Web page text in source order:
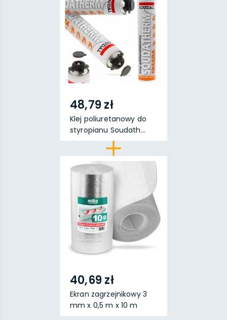
48,79 zł
Klej poliuretanowy do
styropianu Soudath...
40,69 zł
Ekran zagrzejnikowy 3
mm x 0,5 m x 10 m